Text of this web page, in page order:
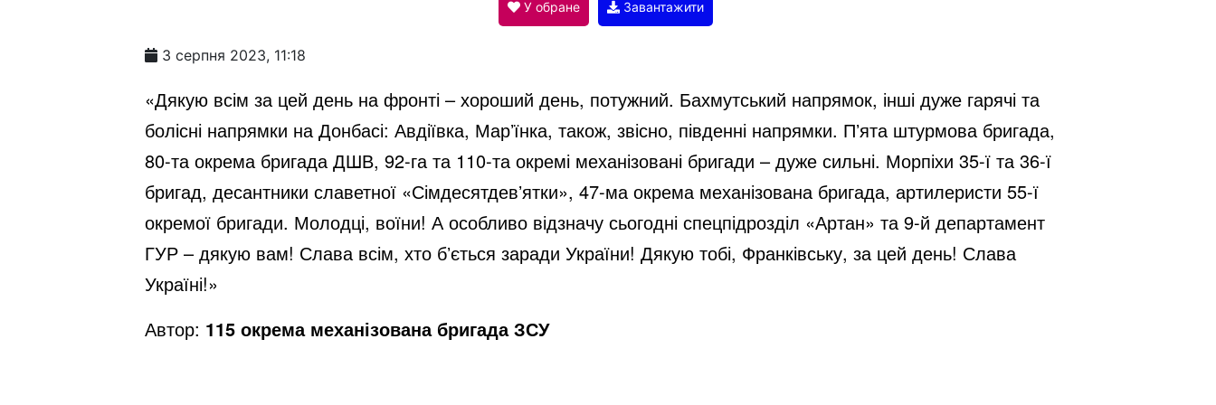
d
e
o
У обране Завантажити
3 серпня 2023, 11:18
«Дякую всім за цей день на фронті – хороший день, потужний. Бахмутський напрямок, інші дуже гарячі та
болісні напрямки на Донбасі: Авдіївка, Марʼїнка, також, звісно, південні напрямки. Пʼята штурмова бригада,
80-та окрема бригада ДШВ, 92-га та 110-та окремі механізовані бригади – дуже сильні. Морпіхи 35-ї та 36-ї
бригад, десантники славетної «Сімдесятдевʼятки», 47-ма окрема механізована бригада, артилеристи 55-ї
окремої бригади. Молодці, воїни! А особливо відзначу сьогодні спецпідрозділ «Артан» та 9-й департамент
ГУР – дякую вам! Слава всім, хто бʼється заради України! Дякую тобі, Франківську, за цей день! Слава
Україні!»
Автор: 115 окрема механізована бригада ЗСУ